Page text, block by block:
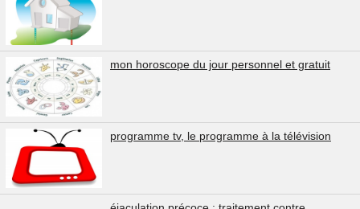
mon horoscope du jour personnel et gratuit
programme tv, le programme à la télévision